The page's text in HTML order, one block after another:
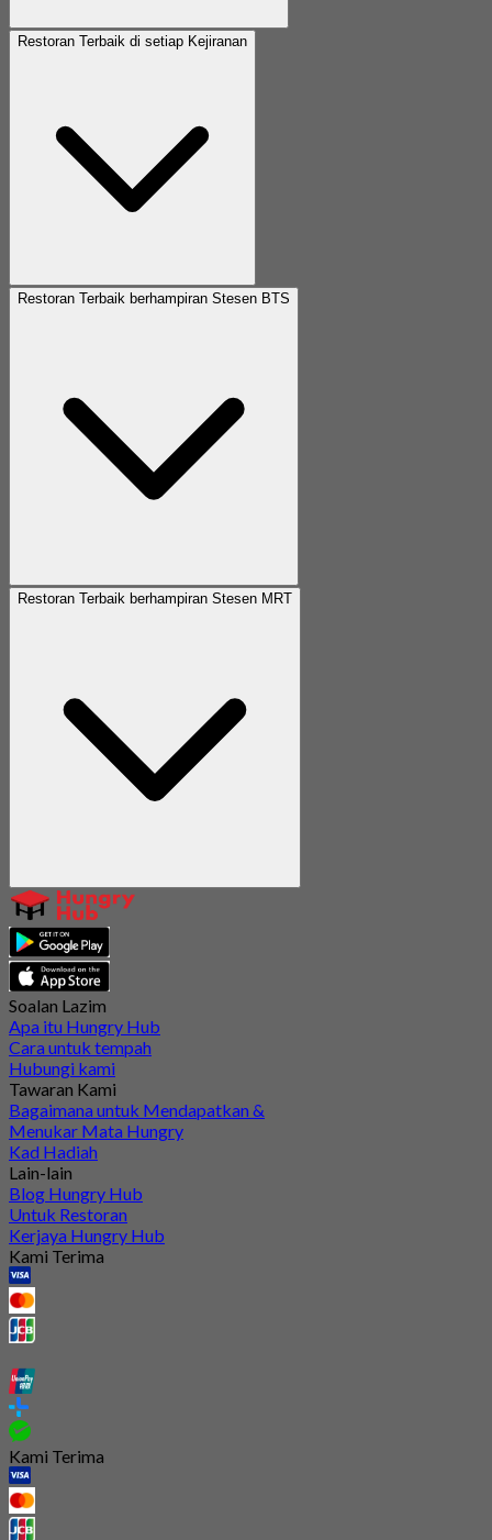
Restoran Terbaik di setiap Kejiranan
Restoran Terbaik berhampiran Stesen BTS
Restoran Terbaik berhampiran Stesen MRT
Soalan Lazim
Apa itu Hungry Hub
Cara untuk tempah
Hubungi kami
Tawaran Kami
Bagaimana untuk Mendapatkan &
Menukar Mata Hungry
Kad Hadiah
Lain-lain
Blog Hungry Hub
Untuk Restoran
Kerjaya Hungry Hub
Kami Terima
Kami Terima